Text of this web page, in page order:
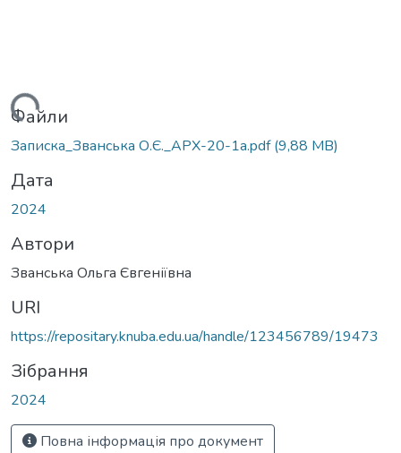
Вантажиться...
Файли
Записка_Званська О.Є._АРХ-20-1а.pdf(9,88 MB)
Дата
2024
Автори
Званська Ольга Євгеніївна
URI
https://repositary.knuba.edu.ua/handle/123456789/19473
Зібрання
2024
Повна інформація про документ